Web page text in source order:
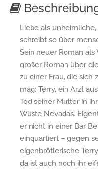
Liebe als
schreibt so über
Sein neuer Roman als
großer Roman über
zu einer Frau, die sich
mag: Terry, ein Arzt
Tod seiner Mutter in
Wüste Nevadas.
er nicht in einer Bar
einquartiert – gegen
eigenbrötlerische
da ist auch noch ihr